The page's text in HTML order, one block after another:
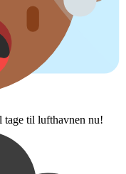
til lufthavnen nu!